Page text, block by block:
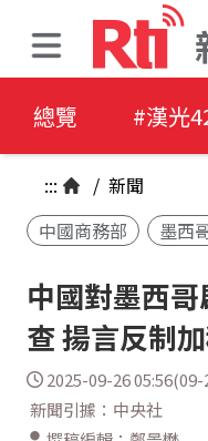
總覽 #漢光
::: / 新聞
中國商務部
墨西
中國對墨西
查 揚言反制
2025-09-26 05:56(09-
新聞引據：中央社